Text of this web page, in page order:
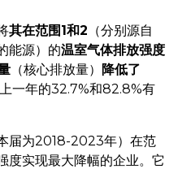
其在范围1和2 （分别源自
能源）的温室气体排放强度
（核心排放量）
降低了
一年的32.7%和82.8%有
届为2018-2023年）在范
度实现最大降幅的企业。它